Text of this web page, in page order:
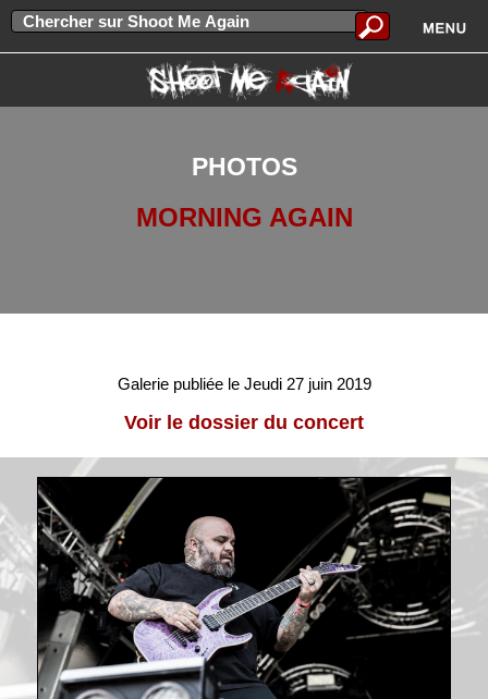
PHOTOS
MORNING AGAIN
Galerie publiée le Jeudi 27 juin 2019
Voir le dossier du concert